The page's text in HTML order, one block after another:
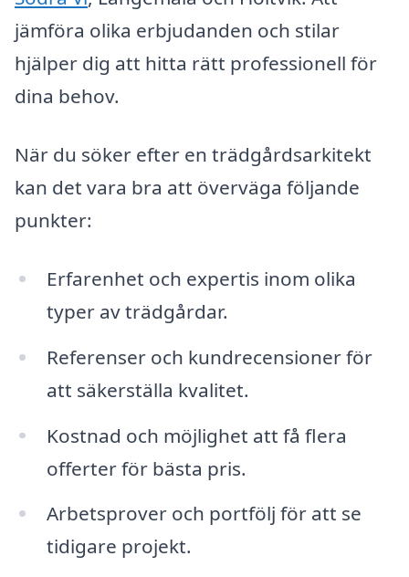
jämföra olika erbjudanden och stilar
hjälper dig att hitta rätt professionell för
dina behov.
När du söker efter en trädgårdsarkitekt
kan det vara bra att överväga följande
punkter:
Erfarenhet och expertis inom olika
typer av trädgårdar.
Referenser och kundrecensioner för
att säkerställa kvalitet.
Kostnad och möjlighet att få flera
offerter för bästa pris.
Arbetsprover och portfölj för att se
tidigare projekt.